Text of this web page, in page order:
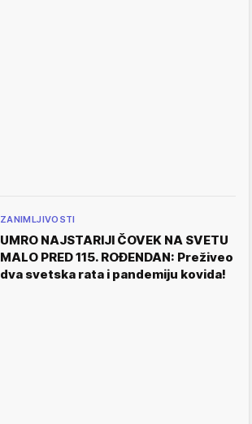
ZANIMLJIVOSTI
UMRO NAJSTARIJI ČOVEK NA SVETU
MALO PRED 115. ROĐENDAN: Preživeo
dva svetska rata i pandemiju kovida!